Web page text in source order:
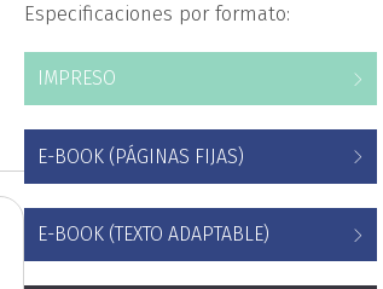
Biología
Ciencias
Armado
Diseño
Especificaciones por formato:
IMPRESO
E-BOOK (PÁGINAS FIJAS)
E-BOOK (TEXTO ADAPTABLE)